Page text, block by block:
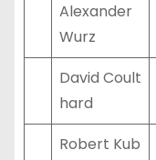
Alexander
Wurz
David Coult
hard
Robert Kub